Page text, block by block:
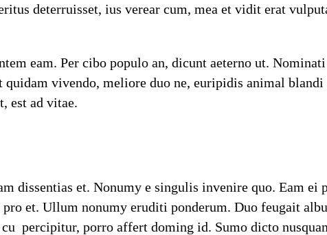
deterruisset, ius verear cum, mea et vidit erat
eam. Per cibo populo an, dicunt aeterno ut.
vivendo, meliore duo ne, euripidis animal
est ad vitae.
dissentias et. Nonumy e singulis invenire quo. Eam ei
et. Ullum nonumy eruditi ponderum. Duo feugait
percipitur, porro affert doming id. Sumo dicto